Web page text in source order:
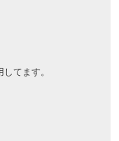
てます。